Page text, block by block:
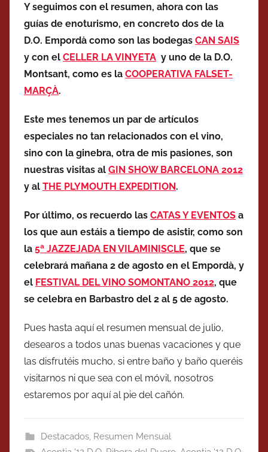
Y seguimos con el resumen, ahora con las
guías de enoturismo, en concreto dos de la
D.O. Empordà como son las bodegas CAN SAIS
y con el CELLER LA VINYETA y uno de la D.O.
Montsant, como es la COOPERATIVA FALSET-
MARÇÀ.
Este mes tenemos un par de artículos
especiales no tan relacionados con el vino,
sino con la ginebra, otra de mis pasiones, son
nuestras visitas al GIN SHOW BARCELONA 2012
y al THE PLYMOUTH EXPEDITION .
Por último, os recuerdo las CATAS Y EVENTOS a
los que aun estáis a tiempo de asistir, como son
la 5ª JAZZEJADA EN VILAMINISCLE, que se
celebrará mañana 2 de agosto en el Empordà, y
el FESTIVAL DEL VINO SOMONTANO 2012, que
se celebra en Barbastro del 2 al 5 de agosto.
Pues hasta aquí el resumen mensual de julio,
desearos a todos unas buenas vacaciones y que
las disfrutéis mucho, si entre baño y baño queréis
visitarnos ni que sea con el móvil, nosotros
estaremos por aquí al pie del cañón.
Destacados, Resumen Mensual